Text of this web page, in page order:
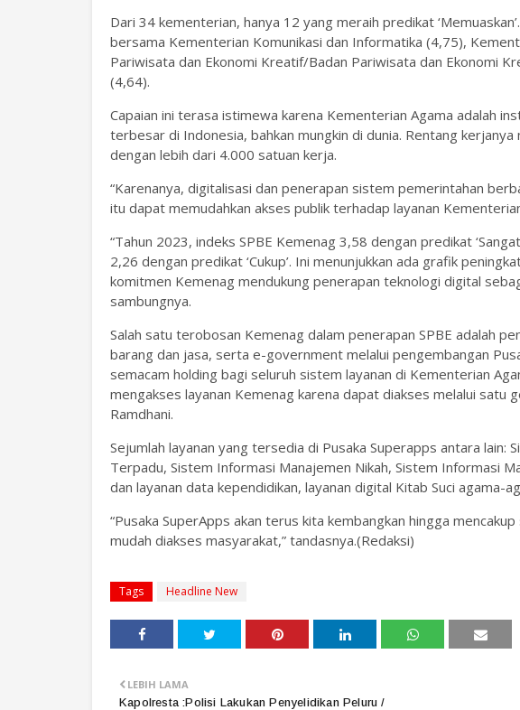
Dari 34 kementerian, hanya 12 yang meraih predikat
bersama Kementerian Komunikasi dan Informatika (4,75),
Pariwisata dan Ekonomi Kreatif/Badan Pariwisata dan Ekonomi
(4,64).
Capaian ini terasa istimewa karena Kementerian Agama adalah
terbesar di Indonesia, bahkan mungkin di dunia. Rentang
dengan lebih dari 4.000 satuan kerja.
“Karenanya, digitalisasi dan penerapan sistem pemerintahan
itu dapat memudahkan akses publik terhadap layanan
“Tahun 2023, indeks SPBE Kemenag 3,58 dengan predikat
2,26 dengan predikat ‘Cukup’. Ini menunjukkan ada grafik
komitmen Kemenag mendukung penerapan teknologi digital
sambungnya.
Salah satu terobosan Kemenag dalam penerapan SPBE adalah
barang dan jasa, serta e-government melalui pengembangan
semacam holding bagi seluruh sistem layanan di Kementerian
mengakses layanan Kemenag karena dapat diakses melalui satu
Ramdhani.
Sejumlah layanan yang tersedia di Pusaka Superapps antara
Terpadu, Sistem Informasi Manajemen Nikah, Sistem Informasi
dan layanan data kependidikan, layanan digital Kitab Suci agama-
“Pusaka SuperApps akan terus kita kembangkan hingga
mudah diakses masyarakat,” tandasnya.(Redaksi)
Tags Headline New
LEBIH LAMA
Kapolresta :Polisi Lakukan Penyelidikan Peluru /